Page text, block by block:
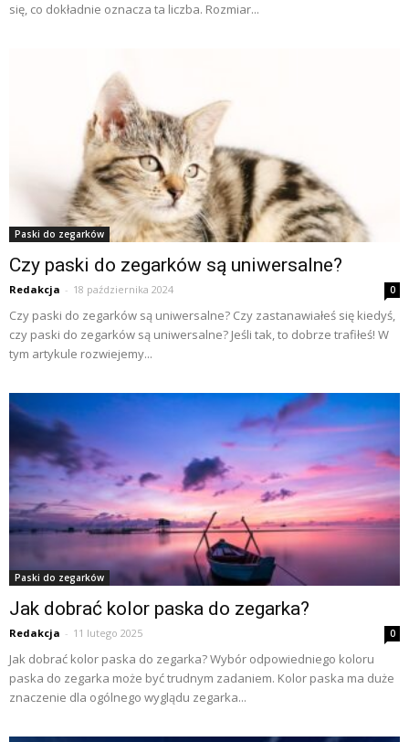
się, co dokładnie oznacza ta liczba. Rozmiar...
Paski do zegarków
Czy paski do zegarków są uniwersalne?
Redakcja - 18 października 2024 0
Czy paski do zegarków są uniwersalne? Czy zastanawiałeś się kiedyś,
czy paski do zegarków są uniwersalne? Jeśli tak, to dobrze trafiłeś! W
tym artykule rozwiejemy...
Paski do zegarków
Jak dobrać kolor paska do zegarka?
Redakcja - 11 lutego 2025 0
Jak dobrać kolor paska do zegarka? Wybór odpowiedniego koloru
paska do zegarka może być trudnym zadaniem. Kolor paska ma duże
znaczenie dla ogólnego wyglądu zegarka...